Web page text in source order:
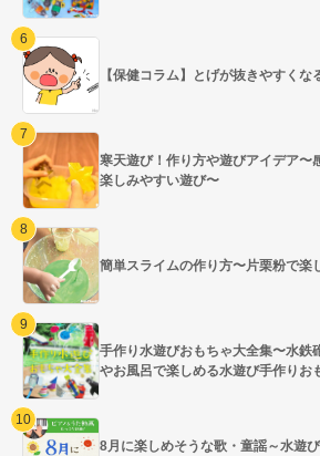
【保健コラム】とげが抜きやすくな
寒天遊び！作り方や遊びアイデア〜
楽しみやすい遊び〜
簡単スライムの作り方〜片栗粉で楽
手作り水遊びおもちゃ大全集〜水鉄
やお風呂で楽しめる水遊び手作りお
8月に楽しめそうな歌・童謡～水遊